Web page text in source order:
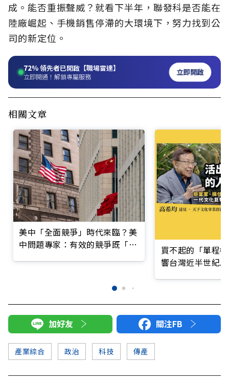
成。能否重振聲威？就看下半年，聯發科是否能在
陸廠崛起、手機銷售停滯的大環境下，努力找到公
司的新定位。
72%領先者已開啟【職場雷達】
立即開通！解鎖專屬服務 立即開啟
相關文章
美中「全面競爭」時代來臨？美
中問題專家：有效的競爭既「防
買不起的「單程
響台灣近半世紀
加好友 關注FB
產業綜合 政治 科技 傳產